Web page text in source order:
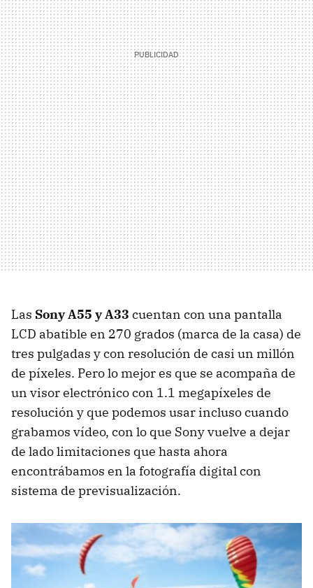
Las Sony A55 y A33 cuentan con una pantalla
LCD abatible en 270 grados (marca de la casa) de
tres pulgadas y con resolución de casi un millón
de píxeles. Pero lo mejor es que se acompaña de
un visor electrónico con 1.1 megapíxeles de
resolución y que podemos usar incluso cuando
grabamos vídeo, con lo que Sony vuelve a dejar
de lado limitaciones que hasta ahora
encontrábamos en la fotografía digital con
sistema de previsualización.